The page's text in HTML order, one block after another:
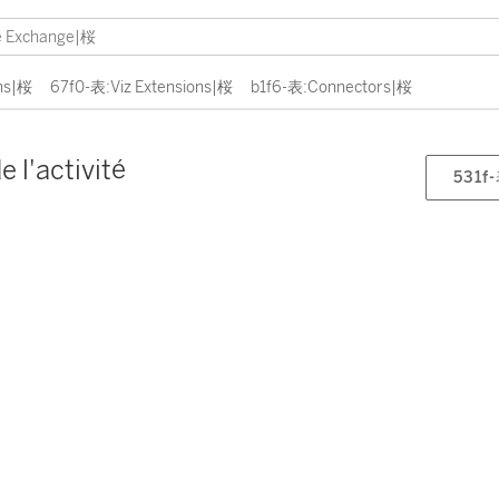
桜 67f0-表:Viz Extensions|桜 b1f6-表:Connectors|桜
l'activité 531f-